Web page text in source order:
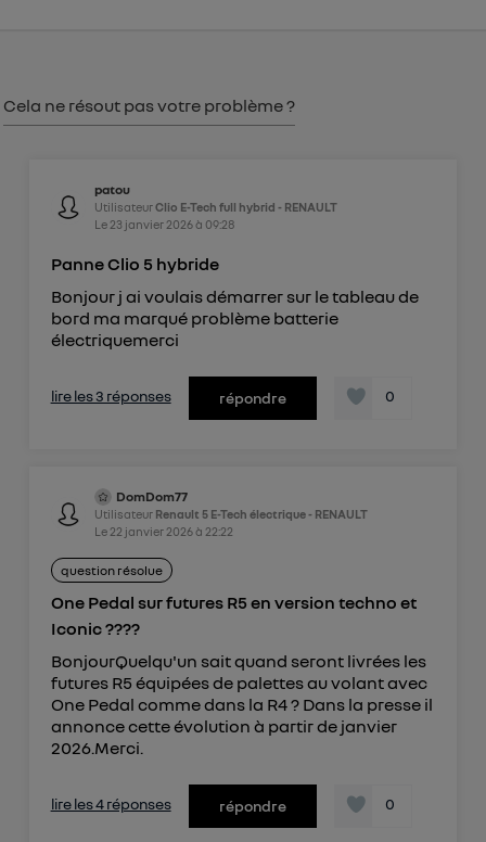
Cela ne résout pas votre problème ?
patou
UtilisateurClio E-Tech full hybrid - RENAULT
Le 23 janvier 2026à 09:28
Panne Clio 5 hybride
Bonjour j ai voulais démarrer sur le tableau de
bord ma marqué problème batterie
électriquemerci
lire les 3 réponses répondre 0
DomDom77
Utilisateur Renault 5 E-Tech électrique - RENAULT
Le 22 janvier 2026à 22:22
question résolue
One Pedal sur futures R5 en version techno et
Iconic ????
BonjourQuelqu'un sait quand seront livrées les
futures R5 équipées de palettes au volant avec
One Pedal comme dans la R4 ? Dans la presse il
annonce cette évolution à partir de janvier
2026.Merci.
lire les 4 réponses répondre 0
personnelles d'Utiq